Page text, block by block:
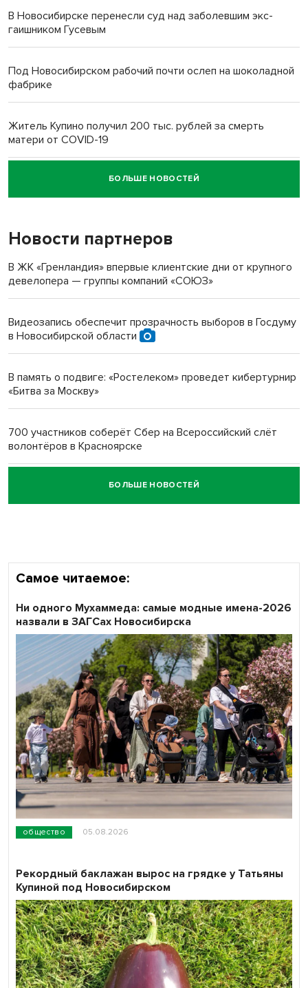
В Новосибирске перенесли суд над заболевшим экс-
гаишником Гусевым
Под Новосибирском рабочий почти ослеп на шоколадной
фабрике
Житель Купино получил 200 тыс. рублей за смерть
матери от COVID-19
Новосибирский суд наказал водителя за смерть
пенсионерки на вокзале
«Мы живём на пастбище!»: в новосибирском селе лошади
терроризируют жителей
Инвалид получил условный срок за избиение врачей
Новосибирский преподаватель с женой вошли в топ-16
Обновлённое отделение ВТБ открылось в Искитиме
БОЛЬШЕ НОВОСТЕЙ
Новости партнеров
В ЖК «Гренландия» впервые клиентские дни от крупного
девелопера — группы компаний «СОЮЗ»
Видеозапись обеспечит прозрачность выборов в Госдуму
в Новосибирской области
В память о подвиге: «Ростелеком» проведет кибертурнир
«Битва за Москву»
700 участников соберёт Сбер на Всероссийский слёт
волонтёров в Красноярске
Честный выбор: видеонаблюдение обеспечит
объективность результатов ЕДГ в Новосибирской
БОЛЬШЕ НОВОСТЕЙ
Самое читаемое:
общество 05.08.2026
Ни одного Мухаммеда: самые модные имена-2026
назвали в ЗАГСах Новосибирска
Рекордный баклажан вырос на грядке у Татьяны
Купиной под Новосибирском